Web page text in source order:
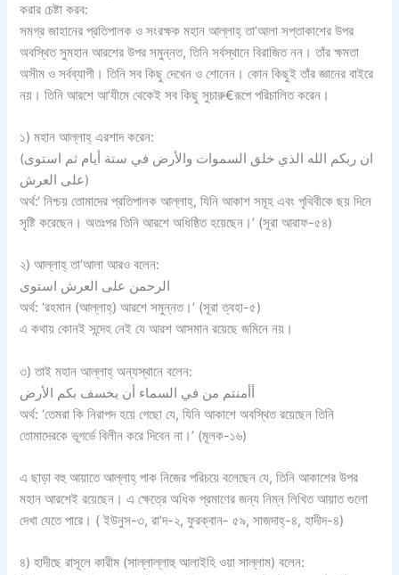
করার চেষ্টা করব:
সমগ্র জাহানের প্রতিপালক ও সংরক্ষক মহান আল্লাহ্‌ তা’আলা সপ্তাকাশের উপর
অবস্থিত সুমহান আরশের উপর সমুন্নত, তিনি সর্বস্থানে বিরাজিত নন। তাঁর ক্ষমতা
অসীম ও সর্বব্যাপী। তিনি সব কিছু দেখেন ও শোনেন। কোন কিছুই তাঁর জ্ঞানের বাইরে
নয়। তিনি আরশে আ’যীমে থেকেই সব কিছু সুচারু€রূপে পরিচালিত করেন।
১) মহান আল্লাহ্‌ এরশাদ করেন:
(ان ربكم الله الذي خلق السموات والأرض في ستة أيام ثم استوى
على العرش)
অর্থ:‘ নিশ্চয় তোমাদের প্রতিপালক আল্লাহ্‌, যিনি আকাশ সমূহ এবং পৃথিবীকে ছয় দিনে
সৃষ্টি করেছেন। অতঃপর তিনি আরশে অধিষ্ঠিত হয়েছেন।’ (সূরা আরাফ-৫৪)
২) আল্লাহ্‌ তা’আলা আরও বলেন:
الرحمن على العرش استوى
অর্থ: ‘রহমান (আল্লাহ্‌) আরশে সমুন্নত।’ (সূরা ত্বহা-৫)
এ কথায় কোনই সন্দেহ নেই যে আরশ আসমান রয়েছে জমিনে নয়।
৩) তাই মহান আল্লাহ্‌ অন্যস্থানে বলেন:
أأمنتم من في السماء أن يخسف بكم الأرض
অর্থ: ‘তেমরা কি নিরাপদ হয়ে গেছো যে, যিনি আকাশে অবস্থিত রয়েছেন তিনি
তোমাদেরকে ভূগর্ভে বিলীন করে দিবেন না।’ (মূলক-১৬)
এ ছাড়া বহু আয়াতে আল্লাহ্‌ পাক নিজের পরিচয়ে বলেছেন যে, তিনি আকাশের উপর
মহান আরশেই রয়েছেন। এ ক্ষেত্রে অধিক প্রমাণের জন্য নিম্ন লিখিত আয়াত গুলো
দেখা যেতে পারে। ( ইউনুস-৩, রা’দ-২, ফুরক্বান- ৫৯, সাজদাহ্-৪, হাদীদ-৪)
৪) হাদীছে রাসূলে কারীম (সাল্লাল্লাহু আলাইহি ওয়া সাল্লাম) বলেন: